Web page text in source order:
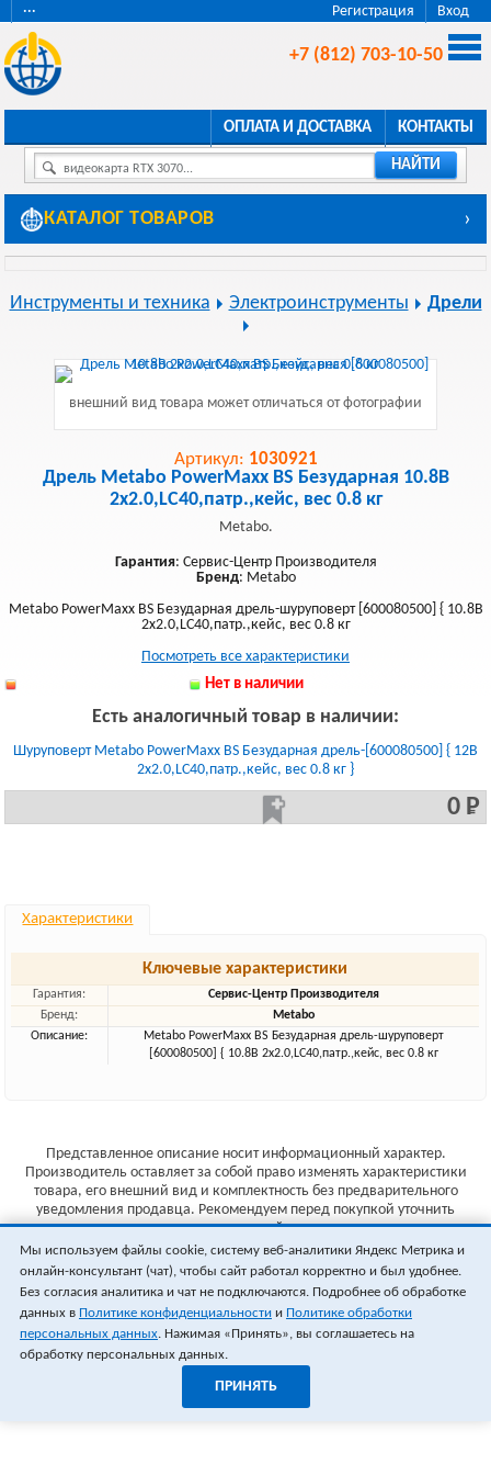
Регистрация Вход
···
+7 (812) 703-10-50
ОПЛАТА И ДОСТАВКА КОНТАКТЫ
видеокарта RTX 3070... НАЙТИ
КАТАЛОГ ТОВАРОВ ›
Инструменты и техника Электроинструменты Дрели
внешний вид товара может отличаться от фотографии
Артикул: 1030921
Дрель Metabo PowerMaxx BS Безударная 10.8В
2х2.0,LC40,патр.,кейс, вес 0.8 кг
Metabo.
Гарантия: Сервис-Центр Производителя
Бренд: Metabo
Metabo PowerMaxx BS Безударная дрель-шуруповерт [600080500] { 10.8В
2х2.0,LC40,патр.,кейс, вес 0.8 кг
Посмотреть все характеристики
Нет в наличии
Есть аналогичный товар в наличии:
Шуруповерт Metabo PowerMaxx BS Безударная дрель-[600080500] { 12В
2х2.0,LC40,патр.,кейс, вес 0.8 кг }
0 Р
Характеристики
Ключевые характеристики
Гарантия:
Сервис-Центр Производителя
Бренд:
Metabo
Описание:
Metabo PowerMaxx BS Безударная дрель-шуруповерт
[600080500] { 10.8В 2х2.0,LC40,патр.,кейс, вес 0.8 кг
Представленное описание носит информационный характер.
Производитель оставляет за собой право изменять характеристики
товара, его внешний вид и комплектность без предварительного
уведомления продавца. Рекомендуем перед покупкой уточнить
характеристики товара на сайте производителя.
Указанные цены не являются публичной офертой (ст.435 ГК РФ).
Стоимость и наличие товара уточняйте у менеджера.
Мы используем файлы cookie, систему веб-аналитики Яндекс Метрика и
онлайн-консультант (чат), чтобы сайт работал корректно и был удобнее.
Без согласия аналитика и чат не подключаются. Подробнее об обработке
данных в Политике конфиденциальности и Политике обработки
персональных данных. Нажимая «Принять», вы соглашаетесь на
обработку персональных данных.
ПРИНЯТЬ